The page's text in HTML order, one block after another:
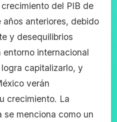
del PIB de
años anteriores, debido
y desequilibrios
internacional
capitalizarlo, y
verán
crecimiento. La
se menciona como un